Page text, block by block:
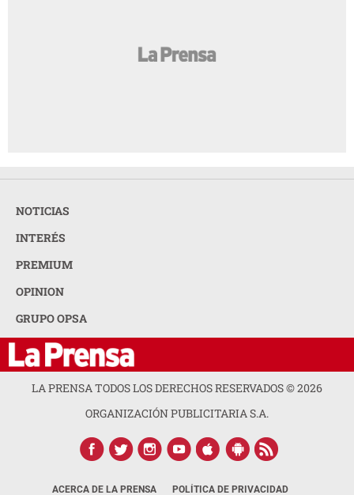
NOTICIAS
INTERÉS
PREMIUM
OPINION
GRUPO OPSA
LA PRENSA TODOS LOS DERECHOS RESERVADOS ©2026
ORGANIZACIÓN PUBLICITARIA S.A.
ACERCA DE LA PRENSA POLÍTICA DE PRIVACIDAD